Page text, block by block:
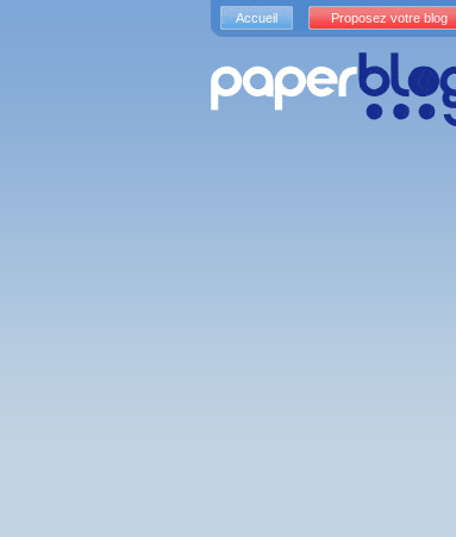
Accueil Proposez votre blog